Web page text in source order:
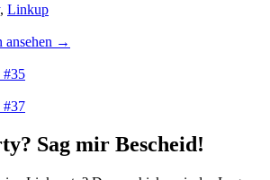
, Linkup
ansehen →
#35
#37
Sag mir Bescheid!